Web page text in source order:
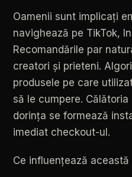
Oamenii sunt implicați
navighează pe TikTok,
Recomandările par
creatori și prieteni.
produsele pe care
să le cumpere. Călătoria
dorința se formează
imediat checkout-ul.
Ce influențează această